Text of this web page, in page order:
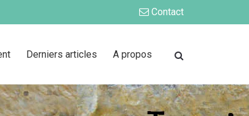
Contact
Derniers articles A propos